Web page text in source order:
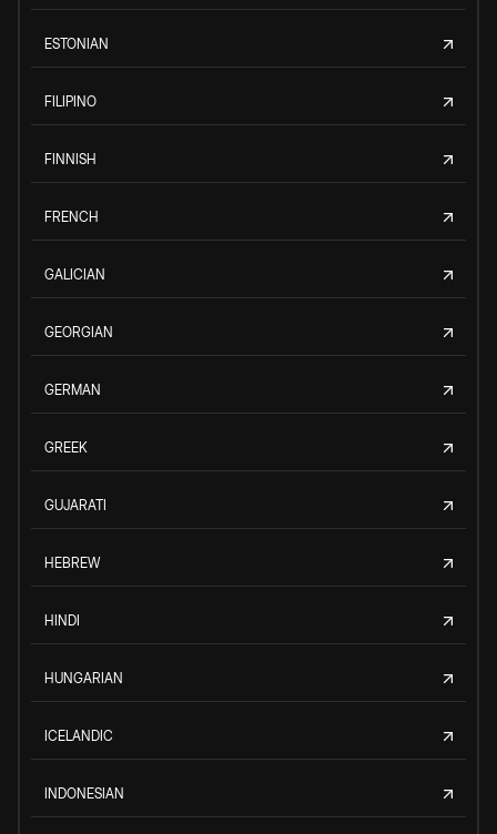
ESTONIAN
FILIPINO
FINNISH
FRENCH
GALICIAN
GEORGIAN
GERMAN
GREEK
GUJARATI
HEBREW
HINDI
HUNGARIAN
ICELANDIC
INDONESIAN